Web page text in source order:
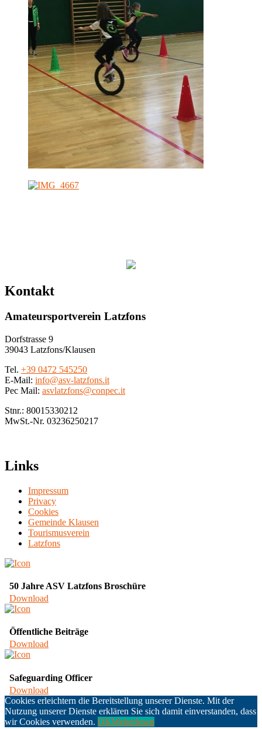
Kontakt
Amateursportverein Latzfons
Dorfstrasse 9
39043 Latzfons/Klausen
Tel. +39 0472 545250
E-Mail: info@asv-latzfons.it
Pec Mail: asvlatzfons@conpec.it
Stnr.: 80015330212
MwSt.-Nr. 03236250217
Links
Impressum
Privacy
Cookies
Gemeinde Klausen
Tourismusverein
Latzfons
50 Jahre ASV Latzfons Broschüre
Download
Öffentliche Beiträge
Download
Safeguarding Officer
Download
Cookies erleichtern die Bereitstellung unserer Dienste. Mit der
Nutzung unserer Dienste erklären Sie sich damit einverstanden, dass
wir Cookies verwenden. OKWeiterlesen